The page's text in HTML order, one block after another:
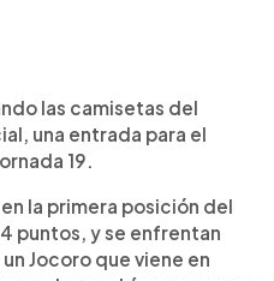
las camisetas del
una entrada para el
19.
la primera posición del
puntos, y se enfrentan
Jocoro que viene en